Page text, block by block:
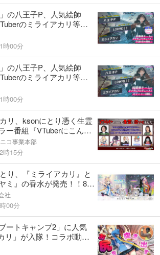
の八王子P、人気絵師
のミライアカリ等豪
VSinger Audition 2022
リー開始！
時00分
の八王子P、人気絵師
のミライアカリ等、
「VSinger Audition 2022
開始！
時00分
リ、ksonにとり憑く生霊
ー番組『VTuberにこんな
』を8月30日（火）20時
送
コ事業本部
時15分
り、『ミライアカリ』と
ミ』の香水が発売！！8月
社
00分
ートキャンプ2」に人気
リ」が入隊！コラボ動画